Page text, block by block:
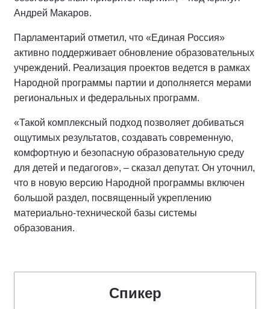
Андрей Макаров.
Парламентарий отметил, что «Единая Россия»
активно поддерживает обновление образовательных
учреждений. Реализация проектов ведется в рамках
Народной программы партии и дополняется мерами
региональных и федеральных программ.
«Такой комплексный подход позволяет добиваться
ощутимых результатов, создавать современную,
комфортную и безопасную образовательную среду
для детей и педагогов», – сказал депутат. Он уточнил,
что в новую версию Народной программы включен
большой раздел, посвященный укреплению
материально-технической базы системы
образования.
Спикер